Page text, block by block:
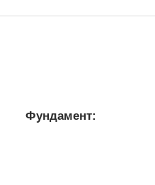
Фундамент: